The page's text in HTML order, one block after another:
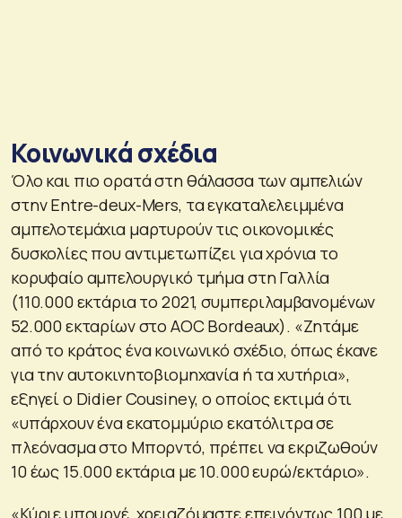
Κοινωνικά σχέδια
Όλο και πιο ορατά στη θάλασσα των αμπελιών
στην Entre-deux-Mers, τα εγκαταλελειμμένα
αμπελοτεμάχια μαρτυρούν τις οικονομικές
δυσκολίες που αντιμετωπίζει για χρόνια το
κορυφαίο αμπελουργικό τμήμα στη Γαλλία
(110.000 εκτάρια το 2021, συμπεριλαμβανομένων
52.000 εκταρίων στο AOC Bordeaux). «Ζητάμε
από το κράτος ένα κοινωνικό σχέδιο, όπως έκανε
για την αυτοκινητοβιομηχανία ή τα χυτήρια»,
εξηγεί ο Didier Cousiney, ο οποίος εκτιμά ότι
«υπάρχουν ένα εκατομμύριο εκατόλιτρα σε
πλεόνασμα στο Μπορντό, πρέπει να εκριζωθούν
10 έως 15.000 εκτάρια με 10.000 ευρώ/εκτάριο».
«Κύριε υπουργέ, χρειαζόμαστε επειγόντως 100 με